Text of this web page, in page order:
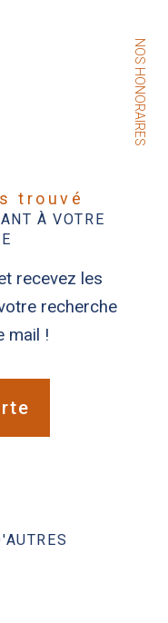
NOS HONORAIRES
trouvé
À VOTRE
recevez les
recherche
mail !